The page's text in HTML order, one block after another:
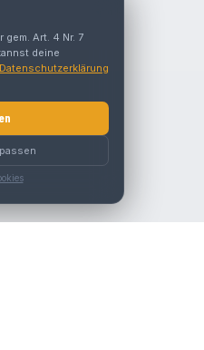
Art. 4 Nr. 7
deine
Datenschutzerklärung